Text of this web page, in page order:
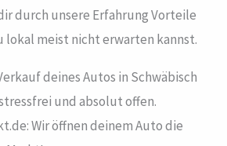
durch unsere Erfahrung Vorteile
lokal meist nicht erwarten kannst.
deines Autos in Schwäbisch
und absolut offen.
Wir öffnen deinem Auto die